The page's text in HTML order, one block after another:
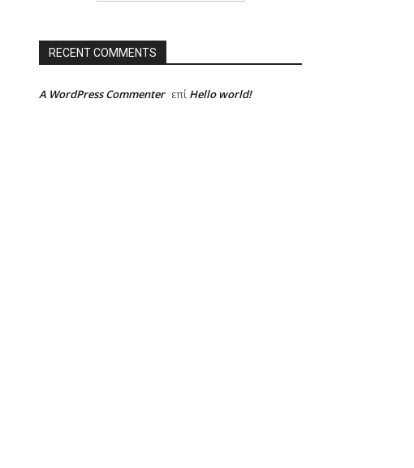
RECENT COMMENTS
A WordPress Commenter επί Hello world!